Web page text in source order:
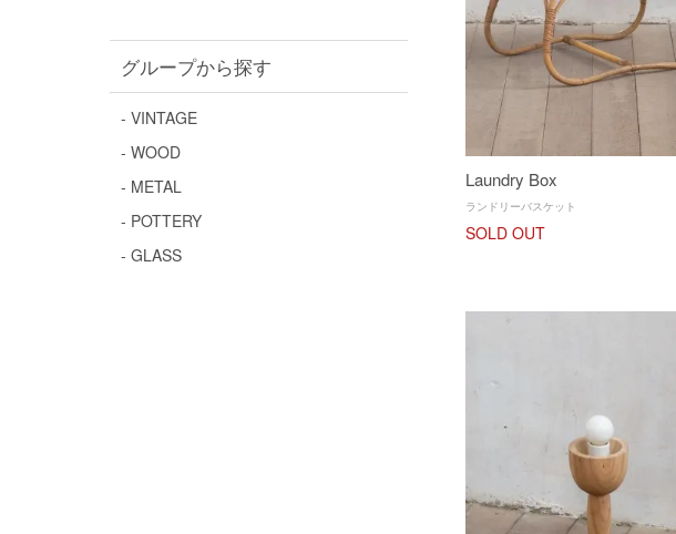
Laundry Box
ランドリーバスケット
SOLD OUT
グループから探す
- VINTAGE
- WOOD
- METAL
- POTTERY
- GLASS